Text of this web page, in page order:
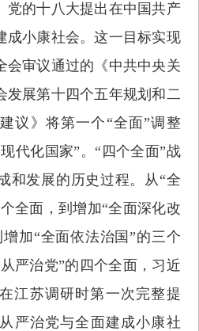
党的十八大提出在中国共产
成小康社会。这一目标实现
会审议通过的《中共中央关
发展第十四个五年规划和二
议》将第一个“全面”调整
代化国家”。“四个全面”战
和发展的历史过程。从“全
全面，到增加“全面深化改
加“全面依法治国”的三个
严治党”的四个全面，习近
江苏调研时第一次完整提
严治党与全面建成小康社